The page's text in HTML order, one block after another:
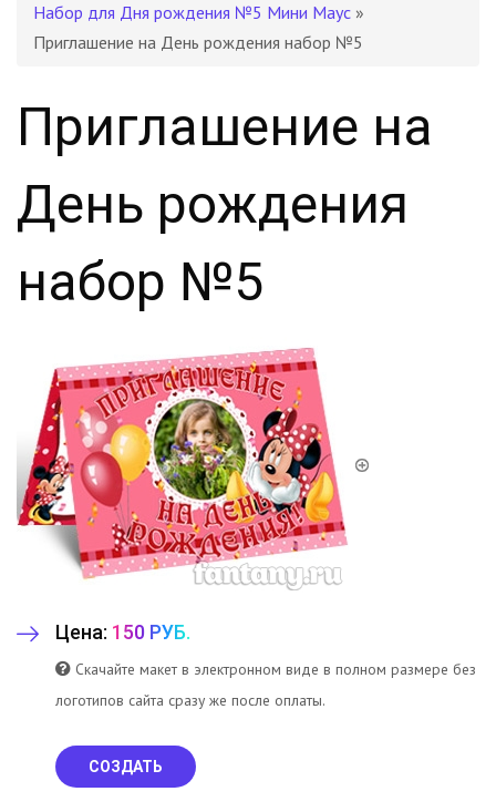
Набор для Дня рождения №5 Мини Маус »
Приглашение на День рождения набор №5
Приглашение на
День рождения
набор №5
Цена: 150 РУБ.
Скачайте макет в электронном виде в полном размере без
логотипов сайта сразу же после оплаты.
СОЗДАТЬ